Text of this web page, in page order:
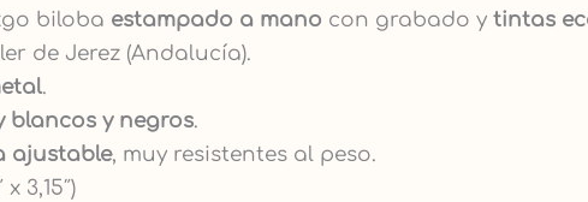
biloba estampado a mano con grabado y tintas
de Jerez (Andalucía).
.
blancos y negros.
ajustable, muy resistentes al peso.
x 3,15″)